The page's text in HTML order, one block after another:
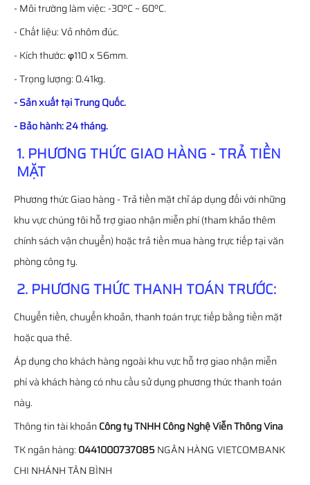
- Môi trường làm việc: -30ºC ~ 60ºC.
- Chất liệu: Vỏ nhôm đúc.
- Kích thước: φ110 x 56mm.
- Trọng lượng: 0.41kg.
- Sản xuất tại Trung Quốc.
- Bảo hành: 24 tháng.
1. PHƯƠNG THỨC GIAO HÀNG - TRẢ TIỀN
MẶT
Phương thức Giao hàng - Trả tiền mặt chỉ áp dụng đối với những
khu vực chúng tôi hỗ trợ giao nhận miễn phí (tham khảo thêm
chính sách vận chuyển) hoặc trả tiền mua hàng trực tiếp tại văn
phòng công ty.
2. PHƯƠNG THỨC THANH TOÁN TRƯỚC:
Chuyển tiền, chuyển khoản, thanh toán trực tiếp bằng tiền mặt
hoặc qua thẻ.
Áp dụng cho khách hàng ngoài khu vực hỗ trợ giao nhận miễn
phí và khách hàng có nhu cầu sử dụng phương thức thanh toán
này.
Thông tin tài khoảnCông ty TNHH Công Nghệ Viễn Thông Vina
TK ngân hàng: 0441000737085NGÂN HÀNG VIETCOMBANK
CHI NHÁNH TÂN BÌNH